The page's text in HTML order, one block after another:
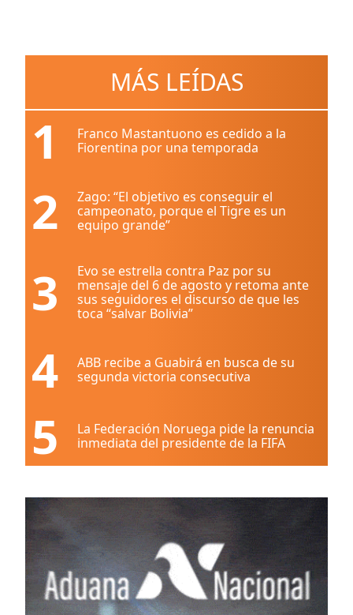
MÁS LEÍDAS
1
Franco Mastantuono es cedido a la
Fiorentina por una temporada
2
Zago: “El objetivo es conseguir el
campeonato, porque el Tigre es un
equipo grande”
3
Evo se estrella contra Paz por su
mensaje del 6 de agosto y retoma ante
sus seguidores el discurso de que les
toca “salvar Bolivia”
4
ABB recibe a Guabirá en busca de su
segunda victoria consecutiva
5
La Federación Noruega pide la renuncia
inmediata del presidente de la FIFA